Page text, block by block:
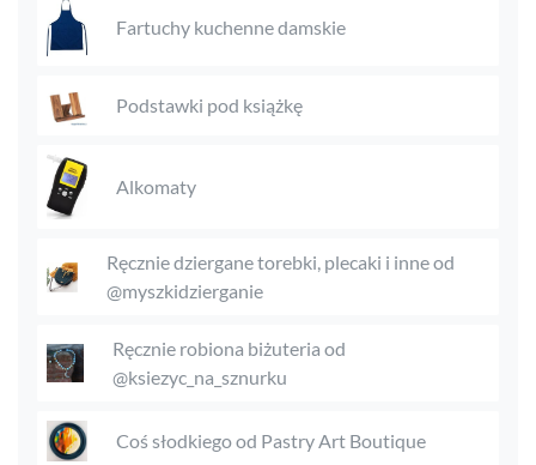
Fartuchy kuchenne damskie
Podstawki pod książkę
Alkomaty
Ręcznie dziergane torebki, plecaki i inne od
@myszkidzierganie
Ręcznie robiona biżuteria od
@ksiezyc_na_sznurku
Coś słodkiego od Pastry Art Boutique